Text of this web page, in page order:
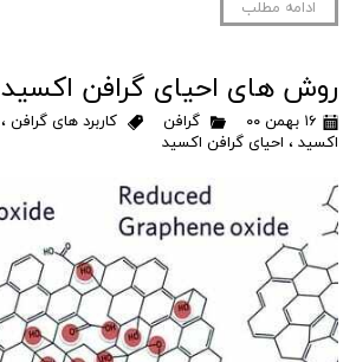
ادامه مطلب
روش های احیای گرافن اکسید
۱۶ بهمن ۰۰ گرافن کاربرد های گرافن ،
اکسید ، احیای گرافن اکسید